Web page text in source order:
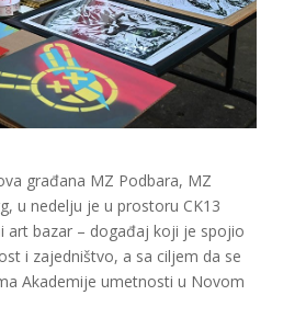
građana MZ Podbara, MZ
u nedelju je u prostoru CK13
art bazar – događaj koji je spojio
i zajedništvo, a sa ciljem da se
Akademije umetnosti u Novom